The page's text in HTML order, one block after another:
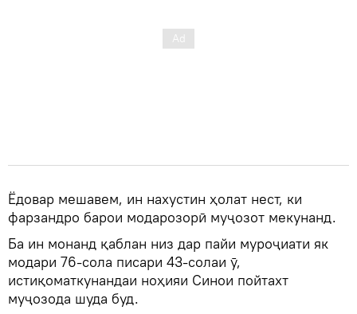
Ёдовар мешавем, ин нахустин ҳолат нест, ки
фарзандро барои модарозорӣ муҷозот мекунанд.
Ба ин монанд қаблан низ дар пайи муроҷиати як
модари 76-сола писари 43-солаи ӯ,
истиқоматкунандаи ноҳияи Синои пойтахт
муҷозода шуда буд.